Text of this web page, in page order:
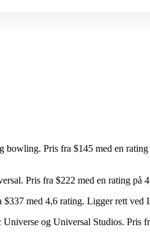
Pris fra $145 med en
Pris fra $222 med en rating på
med 4,6 rating. Ligger rett ved
og Universal Studios. Pris